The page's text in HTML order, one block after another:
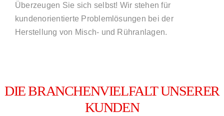
Überzeugen Sie sich selbst! Wir stehen für
kundenorientierte Problemlösungen bei der
Herstellung von Misch- und Rühranlagen.
DIE BRANCHENVIELFALT UNSERER
KUNDEN